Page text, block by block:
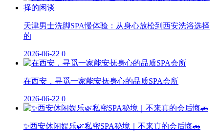
天津男士洗脚SPA慢体验：从身心放松到西安洗浴选择
的
2026-06-22 0
在西安，寻觅一家能安抚身心的品质SPA会所
2026-06-22 0
✨西安休闲娱乐🌿私密SPA秘境｜不来真的会后悔🚗